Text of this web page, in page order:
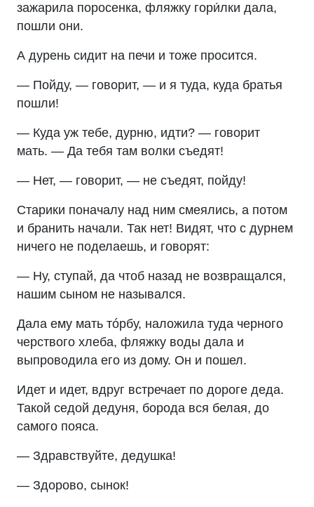
зажарила поросенка, фляжку гори́лки дала,
пошли они.
А дурень сидит на печи и тоже просится.
— Пойду, — говорит, — и я туда, куда братья
пошли!
— Куда уж тебе, дурню, идти? — говорит
мать. — Да тебя там волки съедят!
— Нет, — говорит, — не съедят, пойду!
Старики поначалу над ним смеялись, а потом
и бранить начали. Так нет! Видят, что с дурнем
ничего не поделаешь, и говорят:
— Ну, ступай, да чтоб назад не возвращался,
нашим сыном не назывался.
Дала ему мать тóрбу, наложила туда черного
черствого хлеба, фляжку воды дала и
выпроводила его из дому. Он и пошел.
Идет и идет, вдруг встречает по дороге деда.
Такой седой дедуня, борода вся белая, до
самого пояса.
— Здравствуйте, дедушка!
— Здорово, сынок!